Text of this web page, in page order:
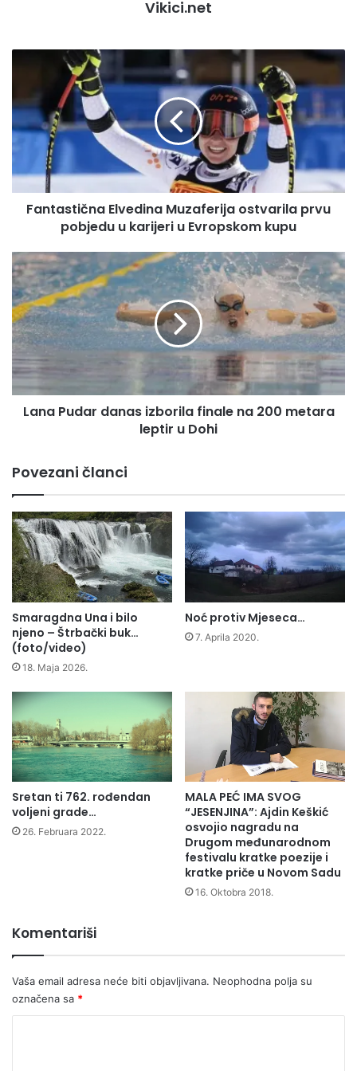
Vikici.net
Fantastična
ostvarila
prvu
pobjedu
u
karijeri
u
Evropskom
Fantastična Elvedina Muzaferija ostvarila prvu
pobjedu u karijeri u Evropskom kupu
Lana
Pudar
danas
izborila
finale
na
200
metara
leptir
Lana Pudar danas izborila finale na 200 metara
leptir u Dohi
Povezani članci
Smaragdna Una i bilo
njeno – Štrbački buk…
(foto/video)
18. Maja 2026.
Noć protiv Mjeseca…
7. Aprila 2020.
Sretan ti 762. rođendan
voljeni grade…
26. Februara 2022.
MALA PEĆ IMA SVOG
“JESENJINA”: Ajdin Keškić
osvojio nagradu na
Drugom međunarodnom
festivalu kratke poezije i
kratke priče u Novom Sadu
16. Oktobra 2018.
Komentariši
Vaša email adresa neće biti objavljivana. Neophodna polja su
označena sa *